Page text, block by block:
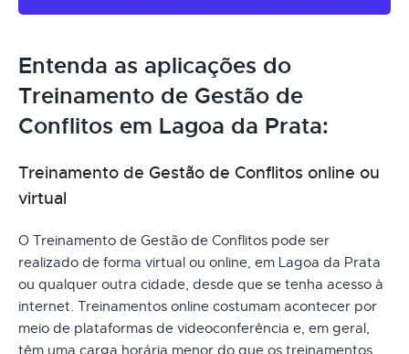
Entenda as aplicações do
Treinamento de Gestão de
Conflitos em Lagoa da Prata:
Treinamento de Gestão de Conflitos online ou
virtual
O Treinamento de Gestão de Conflitos pode ser
realizado de forma virtual ou online, em Lagoa da Prata
ou qualquer outra cidade, desde que se tenha acesso à
internet. Treinamentos online costumam acontecer por
meio de plataformas de videoconferência e, em geral,
têm uma carga horária menor do que os treinamentos